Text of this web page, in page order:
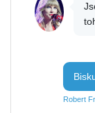
Robert